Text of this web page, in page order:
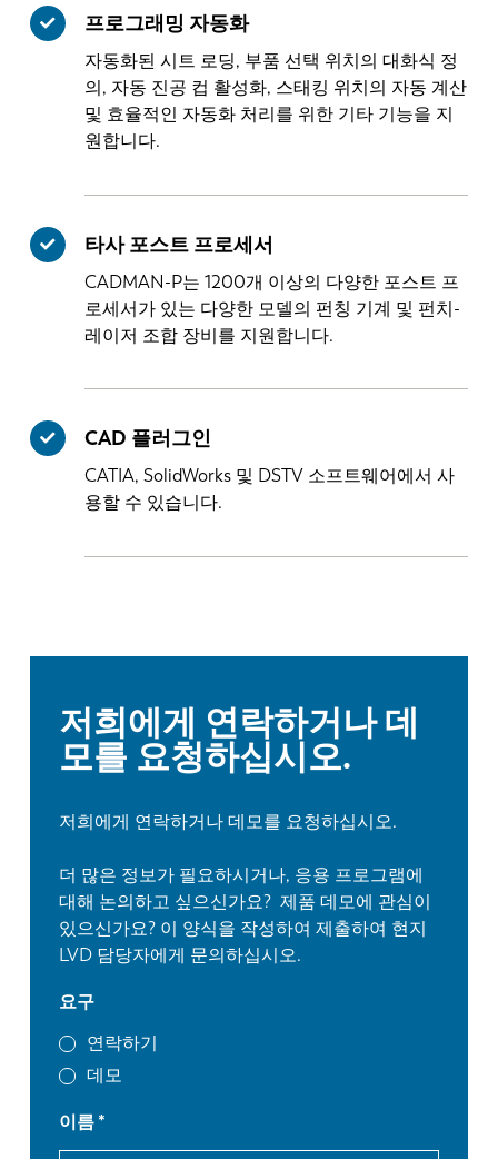
프로그래밍 자동화
자동화된 시트 로딩, 부품 선택 위치의 대화식 정
의, 자동 진공 컵 활성화, 스태킹 위치의 자동 계산
및 효율적인 자동화 처리를 위한 기타 기능을 지
원합니다.
타사 포스트 프로세서
CADMAN-P는 1200개 이상의 다양한 포스트 프
로세서가 있는 다양한 모델의 펀칭 기계 및 펀치-
레이저 조합 장비를 지원합니다.
CAD 플러그인
CATIA, SolidWorks 및 DSTV 소프트웨어에서 사
용할 수 있습니다.
저희에게 연락하거나 데
모를 요청하십시오.
저희에게 연락하거나 데모를 요청하십시오.
더 많은 정보가 필요하시거나, 응용 프로그램에
대해 논의하고 싶으신가요? 제품 데모에 관심이
있으신가요? 이 양식을 작성하여 제출하여 현지
LVD 담당자에게 문의하십시오.
요구
연락하기
데모
이름
EN
FR EN-US
DE IT